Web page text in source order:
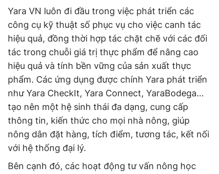
Yara VN luôn đi đầu trong việc phát triển các
công cụ kỹ thuật số phục vụ cho việc canh tác
hiệu quả, đồng thời hợp tác chặt chẽ với các đối
tác trong chuỗi giá trị thực phẩm để nâng cao
hiệu quả và tính bền vững của sản xuất thực
phẩm. Các ứng dụng được chính Yara phát triển
như Yara CheckIt, Yara Connect, YaraBodega...
tạo nên một hệ sinh thái đa dạng, cung cấp
thông tin, kiến thức cho mọi nhà nông, giúp
nông dân đặt hàng, tích điểm, tương tác, kết nối
với hệ thống đại lý.
Bên cạnh đó, các hoạt động tư vấn nông học